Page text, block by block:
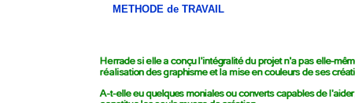
METHODE de TRAVAIL